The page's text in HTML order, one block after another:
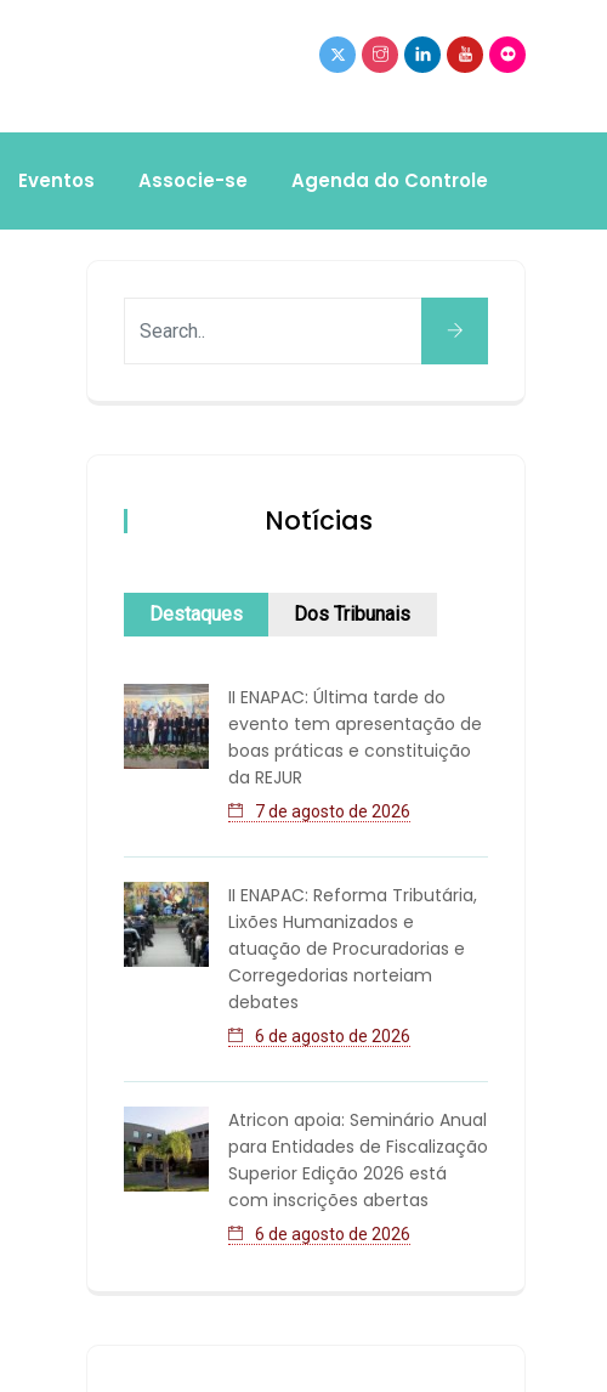
Eventos Associe-se Agenda do Controle
Notícias
Destaques Dos Tribunais
II ENAPAC: Última tarde do
evento tem apresentação de
boas práticas e constituição
da REJUR
7 de agosto de 2026
II ENAPAC: Reforma Tributária,
Lixões Humanizados e
atuação de Procuradorias e
Corregedorias norteiam
debates
6 de agosto de 2026
Atricon apoia: Seminário Anual
para Entidades de Fiscalização
Superior Edição 2026 está
com inscrições abertas
6 de agosto de 2026